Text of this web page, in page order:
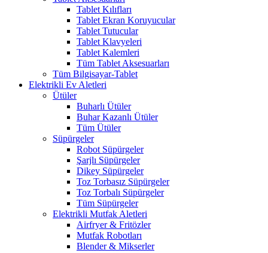
Tablet Kılıfları
Tablet Ekran Koruyucular
Tablet Tutucular
Tablet Klavyeleri
Tablet Kalemleri
Tüm Tablet Aksesuarları
Tüm Bilgisayar-Tablet
Elektrikli Ev Aletleri
Ütüler
Buharlı Ütüler
Buhar Kazanlı Ütüler
Tüm Ütüler
Süpürgeler
Robot Süpürgeler
Şarjlı Süpürgeler
Dikey Süpürgeler
Toz Torbasız Süpürgeler
Toz Torbalı Süpürgeler
Tüm Süpürgeler
Elektrikli Mutfak Aletleri
Airfryer & Fritözler
Mutfak Robotları
Blender & Mikserler